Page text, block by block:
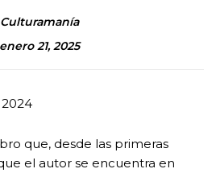
Culturamanía
enero 21, 2025
que, desde las primeras
el autor se encuentra en